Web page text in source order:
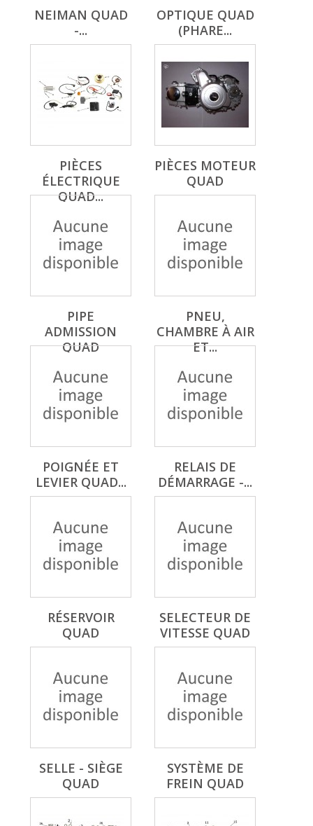
NEIMAN QUAD
-...
OPTIQUE QUAD
(PHARE...
PIÈCES
ÉLECTRIQUE
QUAD...
PIÈCES MOTEUR
QUAD
PIPE
ADMISSION
QUAD
PNEU,
CHAMBRE À AIR
ET...
POIGNÉE ET
LEVIER QUAD...
RELAIS DE
DÉMARRAGE -...
RÉSERVOIR
QUAD
SELECTEUR DE
VITESSE QUAD
SELLE - SIÈGE
QUAD
SYSTÈME DE
FREIN QUAD